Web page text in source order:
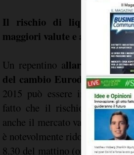
Il rischio di liquidità si è
maggiori valute e al Forex nel
Un repentino allargamento
del cambio Eurodollarodello
2015 può essere interpretato
fatto che il rischio di liquidità
anche il mercato valutario. La
è notevolmente ridotta lo scorso
8.30 del mattino (ora di New